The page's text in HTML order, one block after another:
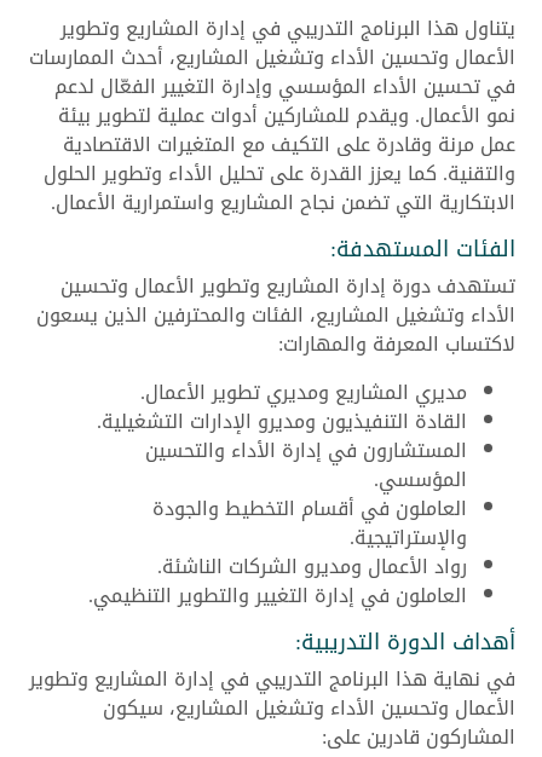
يتناول هذا البرنامج التدريبي في إدارة المشاريع وتطوير
الأعمال وتحسين الأداء وتشغيل المشاريع، أحدث الممارسات
في تحسين الأداء المؤسسي وإدارة التغيير الفعّال لدعم
نمو الأعمال. ويقدم للمشاركين أدوات عملية لتطوير بيئة
عمل مرنة وقادرة على التكيف مع المتغيرات الاقتصادية
والتقنية. كما يعزز القدرة على تحليل الأداء وتطوير الحلول
الابتكارية التي تضمن نجاح المشاريع واستمرارية الأعمال.
الفئات المستهدفة:
تستهدف دورة إدارة المشاريع وتطوير الأعمال وتحسين
الأداء وتشغيل المشاريع، الفئات والمحترفين الذين يسعون
لاكتساب المعرفة والمهارات:
مديري المشاريع ومديري تطوير الأعمال.
القادة التنفيذيون ومديرو الإدارات التشغيلية.
المستشارون في إدارة الأداء والتحسين
المؤسسي.
العاملون في أقسام التخطيط والجودة
والإستراتيجية.
رواد الأعمال ومديرو الشركات الناشئة.
العاملون في إدارة التغيير والتطوير التنظيمي.
أهداف الدورة التدريبية:
في نهاية هذا البرنامج التدريبي في إدارة المشاريع وتطوير
الأعمال وتحسين الأداء وتشغيل المشاريع، سيكون
المشاركون قادرين على: